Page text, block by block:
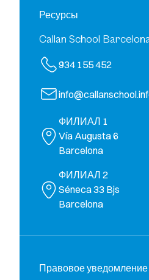
Ресурсы
Callan School
934 155 452
ФИЛИАЛ 1
Vía Augusta 6
Barcelona
ФИЛИАЛ 2
Séneca 33 Bjs
Barcelona
Правовое уведомление